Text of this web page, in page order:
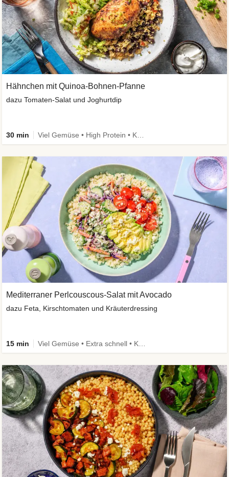
Hähnchen mit Quinoa-Bohnen-Pfanne
dazu Tomaten-Salat und Joghurtdip
30 min
Mediterraner Perlcouscous-Salat mit Avocado
dazu Feta, Kirschtomaten und Kräuterdressing
15 min